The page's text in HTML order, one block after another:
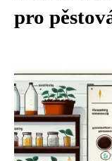
pro